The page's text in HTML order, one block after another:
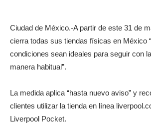
Ciudad de México.-A partir de este 31 de
cierra todas sus tiendas físicas en México
condiciones sean ideales para seguir con
manera habitual”.
La medida aplica “hasta nuevo aviso” y
clientes utilizar la tienda en línea
Liverpool Pocket.